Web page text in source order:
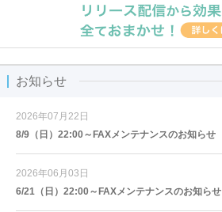
お知らせ
2026年07月22日
8/9（日）22:00～FAXメンテナンスのお知らせ
2026年06月03日
6/21（日）22:00～FAXメンテナンスのお知らせ